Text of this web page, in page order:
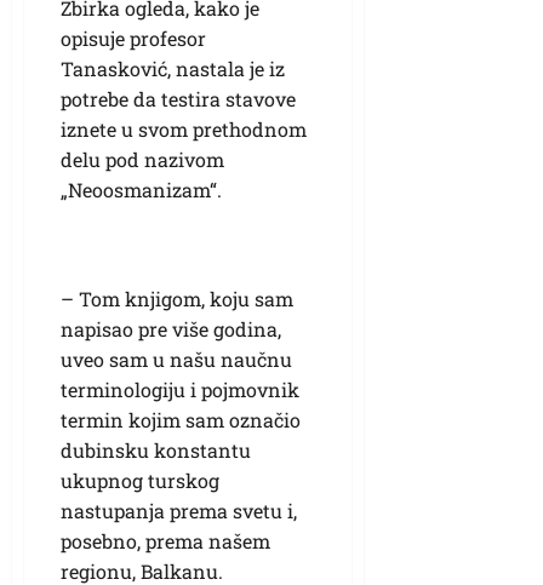
Zbirka ogleda, kako je
opisuje profesor
Tanasković, nastala je iz
potrebe da testira stavove
iznete u svom prethodnom
delu pod nazivom
„Neoosmanizam“.
– Tom knjigom, koju sam
napisao pre više godina,
uveo sam u našu naučnu
terminologiju i pojmovnik
termin kojim sam označio
dubinsku konstantu
ukupnog turskog
nastupanja prema svetu i,
posebno, prema našem
regionu, Balkanu.